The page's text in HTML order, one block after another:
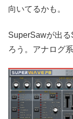
向いてるかも。
SuperSawが出
ろう。アナログ系